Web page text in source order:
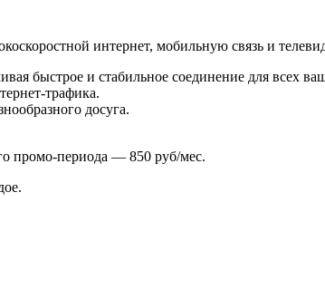
интернет, мобильную связь и
быстрое и стабильное соединение для всех
трафика.
досуга.
промо-периода — 850 руб/мес.